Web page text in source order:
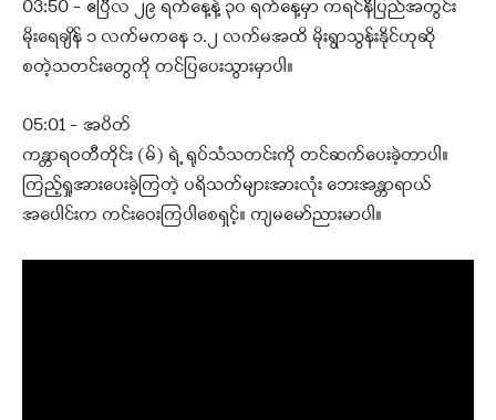
03:50 – ဧပြီလ ၂၉ ရက်နေ့နဲ့ ၃၀ ရက်နေ့မှာ ကရင်နီပြည်အတွင်း
မိုးရေချိန် ၁ လက်မကနေ ၁.၂ လက်မအထိ မိုးရွာသွန်းနိုင်ဟုဆို
စတဲ့သတင်းတွေကို တင်ပြပေးသွားမှာပါ။
05:01 – အပိတ်
ကန္တာရဝတီတိုင်း (မ်) ရဲ့ ရုပ်သံသတင်းကို တင်ဆက်ပေးခဲ့တာပါ။
ကြည့်ရှုအားပေးခဲ့ကြတဲ့ ပရိသတ်များအားလုံး ဘေးအန္တာရာယ်
အပေါင်းက ကင်းဝေးကြပါစေရှင့်။ ကျမမော်ညားမာပါ။